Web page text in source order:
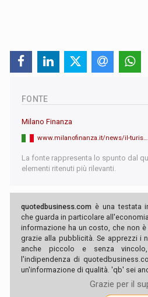
FONTE
Milano Finanza
www.milanofinanza.it/news/il-turismo-in-italia-in-9-mesi-vale-gia-48-8-miliardi-il-10-8-di-pil-boom-degli-aeroporti-e-focus-sui-202502100948225814
La fonte rappresenta lo spunto dal
elementi ritenuti più rilevanti.
quotedbusiness.com è una testata
che guarda in particolare
informazione ha un costo, che non
grazie alla pubblicità. Se apprezzi i
anche piccolo e senza
l'indipendenza di
un'informazione di qualità. 'qb' sei
Grazie per il